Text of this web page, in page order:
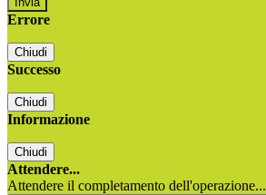
Errore
Chiudi
Successo
Chiudi
Informazione
Chiudi
Attendere...
Attendere il completamento dell'operazione...